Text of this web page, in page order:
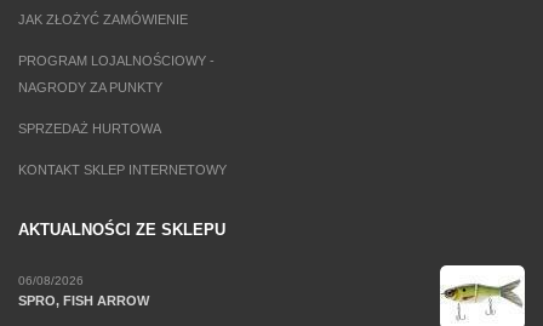
JAK ZŁOŻYĆ ZAMÓWIENIE
PROGRAM LOJALNOŚCIOWY -
NAGRODY ZA PUNKTY
SPRZEDAŻ HURTOWA
KONTAKT SKLEP INTERNETOWY
AKTUALNOŚCI ZE SKLEPU
06/08/2026
SPRO, FISH ARROW